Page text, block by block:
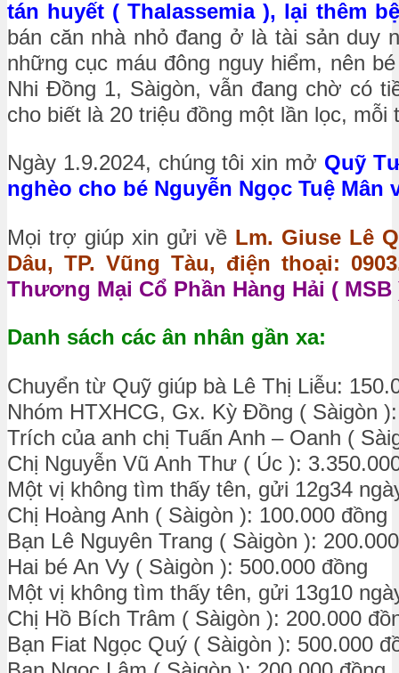
tán huyết ( Thalassemia ), lại thêm
bán căn nhà nhỏ đang ở là tài sản duy
những cục máu đông nguy hiểm, nên
Nhi Đồng 1, Sàigòn, vẫn đang chờ có
cho biết là 20 triệu đồng một lần lọc, mỗi
Ngày 1.9.2024, chúng tôi xin mở Quỹ
nghèo cho bé Nguyễn Ngọc Tuệ
Mọi trợ giúp xin gửi về Lm. Giuse Lê
Dâu, TP. Vũng Tàu, điện thoại:
Thương Mại Cổ Phần Hàng Hải ( MSB
Danh sách các ân nhân gần xa:
Chuyển từ Quỹ giúp bà Lê Thị Liễu:
Nhóm HTXHCG, Gx. Kỳ Đồng ( Sàigòn
Trích của anh chị Tuấn Anh – Oanh (
Chị Nguyễn Vũ Anh Thư ( Úc ):
Một vị không tìm thấy tên, gửi 12g34
Chị Hoàng Anh ( Sàigòn ): 100.000 đồng
Bạn Lê Nguyên Trang ( Sàigòn ):
Hai bé An Vy ( Sàigòn ): 500.000 đồng
Một vị không tìm thấy tên, gửi 13g10
Chị Hồ Bích Trâm ( Sàigòn ): 200.000
Bạn Fiat Ngọc Quý ( Sàigòn ): 500.000